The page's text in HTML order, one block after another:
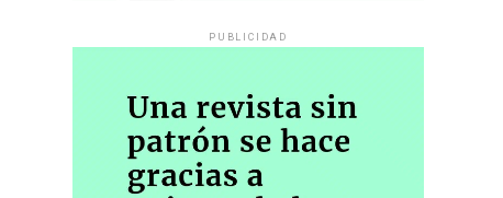
PUBLICIDAD